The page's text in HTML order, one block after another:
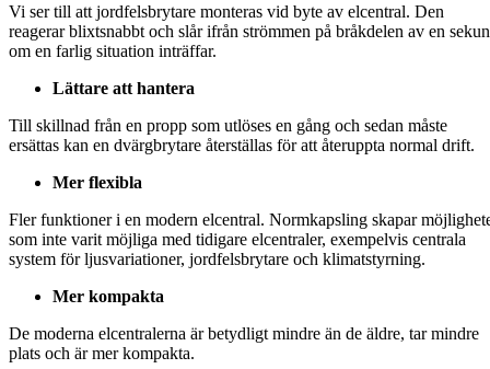
Vi ser till att jordfelsbrytare monteras vid byte av elcentral. Den
reagerar blixtsnabbt och slår ifrån strömmen på bråkdelen av en
om en farlig situation inträffar.
Lättare att hantera
Till skillnad från en propp som utlöses en gång och sedan måste
ersättas kan en dvärgbrytare återställas för att återuppta normal drift.
Mer flexibla
Fler funktioner i en modern elcentral. Normkapsling skapar
som inte varit möjliga med tidigare elcentraler, exempelvis centrala
system för ljusvariationer, jordfelsbrytare och klimatstyrning.
Mer kompakta
De moderna elcentralerna är betydligt mindre än de äldre, tar mindre
plats och är mer kompakta.